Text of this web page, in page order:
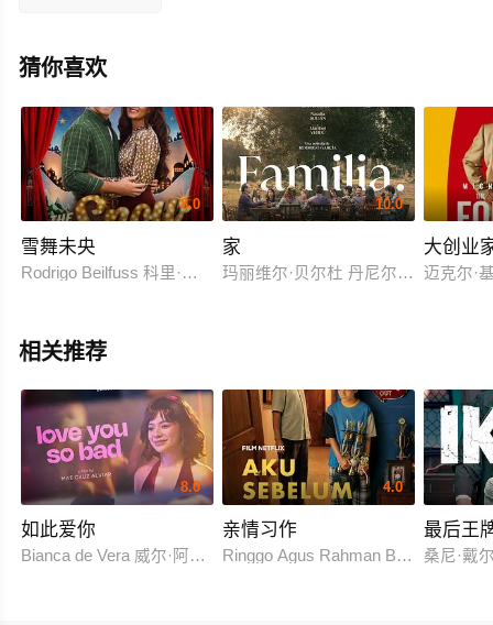
猜你喜欢
8.0
雪舞未央
Rodrigo Beilfuss 科里·科特 希瑟·亨梅斯 萨曼莎·肯德里克 斯蒂
10.0
家
玛丽维尔·贝尔杜 丹尼尔·希梅内斯·
大创业
迈克尔·
相关推荐
8.0
如此爱你
Bianca de Vera 威尔·阿什利·德莱昂
4.0
亲情习作
Ringgo Agus Rahman Bima Sena
最后王
桑尼·戴